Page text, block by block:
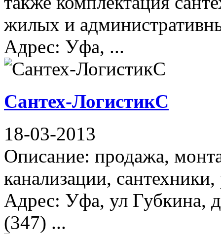
жилых и
Адрес: Уфа, ...
Сантех-ЛогистикС
18-03-2013
Описание: продажа,
канализации,
Адрес: Уфа, ул Губкина,
(347) ...